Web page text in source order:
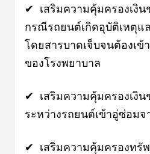
✔ เสริมความคุ้มครองเงิน
กรณีรถยนต์เกิดอุบัติเหตุแ
โดยสารบาดเจ็บจนต้องเข้
ของโรงพยาบาล
✔ เสริมความคุ้มครองเงิน
ระหว่างรถยนต์เข้าอู่ซ่อม
✔ เสริมความคุ้มครองทรั